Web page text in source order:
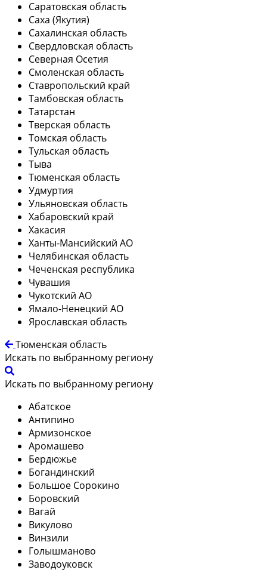
Саратовская область
Саха (Якутия)
Сахалинская область
Свердловская область
Северная Осетия
Смоленская область
Ставропольский край
Тамбовская область
Татарстан
Тверская область
Томская область
Тульская область
Тыва
Тюменская область
Удмуртия
Ульяновская область
Хабаровский край
Хакасия
Ханты-Мансийский АО
Челябинская область
Чеченская республика
Чувашия
Чукотский АО
Ямало-Ненецкий АО
Ярославская область
Тюменская область
Искать по выбранному региону
Искать по выбранному региону
Абатское
Антипино
Армизонское
Аромашево
Бердюжье
Богандинский
Большое Сорокино
Боровский
Вагай
Викулово
Винзили
Голышманово
Заводоуковск